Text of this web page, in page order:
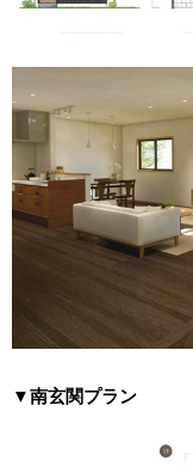
▼南玄関プラン